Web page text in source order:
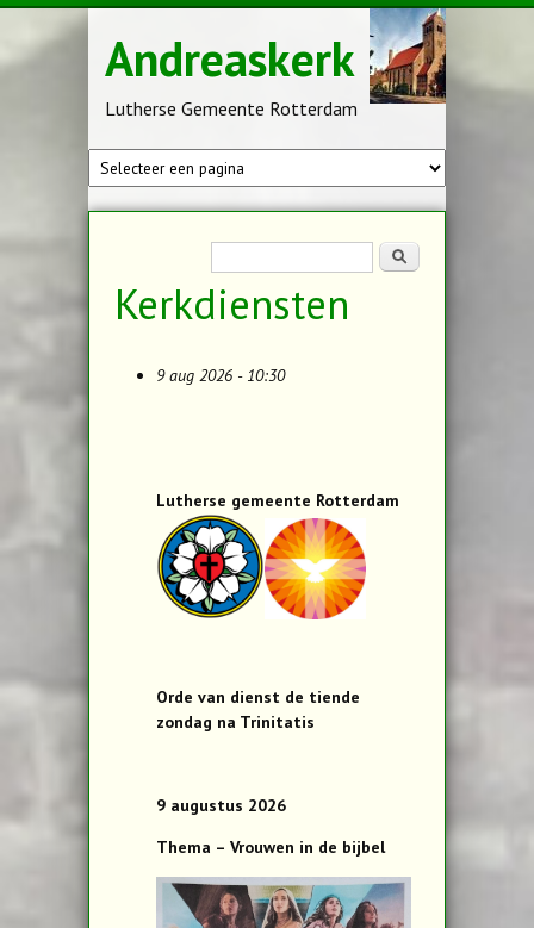
Overslaan en naar de inhoud gaan
Andreaskerk
Lutherse Gemeente Rotterdam
Zoeken
Kerkdiensten
9 aug 2026 - 10:30
Lutherse gemeente Rotterdam
Orde van dienst de tiende
zondag na Trinitatis
9 augustus 2026
Thema – Vrouwen in de bijbel